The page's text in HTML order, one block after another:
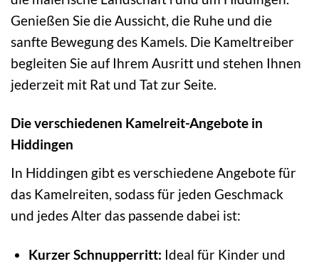
Genießen Sie die Aussicht, die Ruhe und die
sanfte Bewegung des Kamels. Die Kameltreiber
begleiten Sie auf Ihrem Ausritt und stehen Ihnen
jederzeit mit Rat und Tat zur Seite.
Die verschiedenen Kamelreit-Angebote in
Hiddingen
In Hiddingen gibt es verschiedene Angebote für
das Kamelreiten, sodass für jeden Geschmack
und jedes Alter das passende dabei ist:
Kurzer Schnupperritt: Ideal für Kinder und